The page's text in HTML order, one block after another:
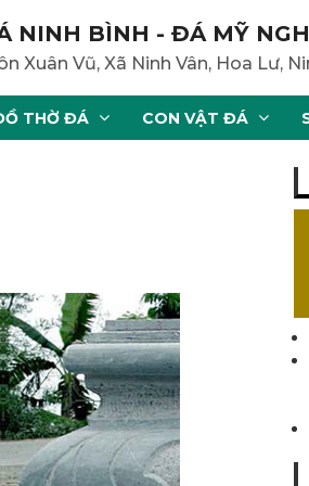
NINH BÌNH - ĐÁ MỸ
Xuân Vũ, Xã Ninh Vân, Hoa Lư,
THỜ ĐÁ CON VẬT ĐÁ